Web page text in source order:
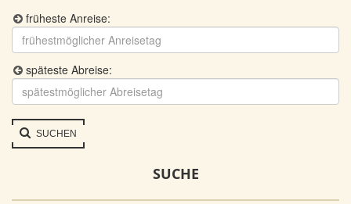
früheste Anreise:
späteste Abreise:
SUCHEN
SUCHE